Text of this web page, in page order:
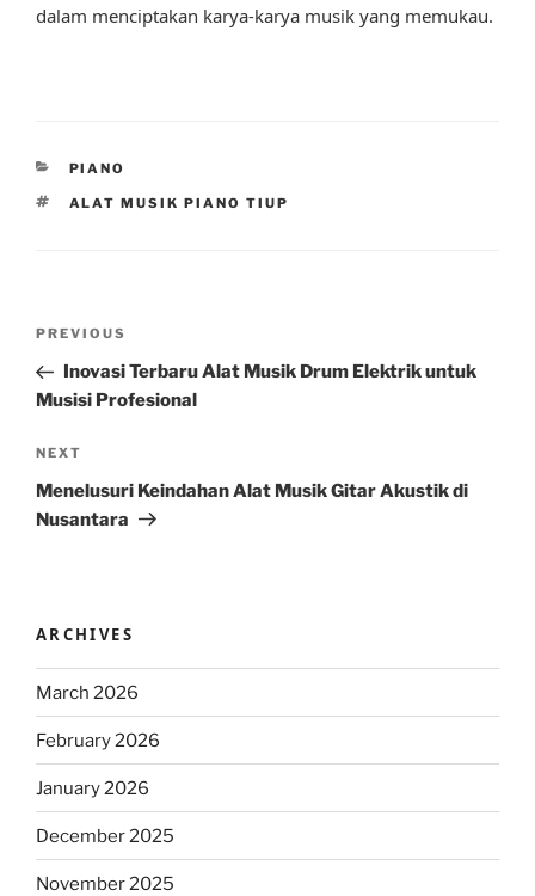
dalam menciptakan karya-karya musik yang memukau.
CATEGORIES
PIANO
TAGS
ALAT MUSIK PIANO TIUP
Previous
Post
PREVIOUS
Inovasi Terbaru Alat Musik Drum Elektrik untuk
Musisi Profesional
Next
Post
NEXT
Menelusuri Keindahan Alat Musik Gitar Akustik di
Nusantara
ARCHIVES
March 2026
February 2026
January 2026
December 2025
November 2025